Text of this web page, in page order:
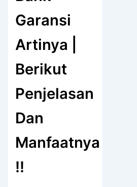
Garansi
Artinya |
Berikut
Penjelasan
Dan
Manfaatnya
!!